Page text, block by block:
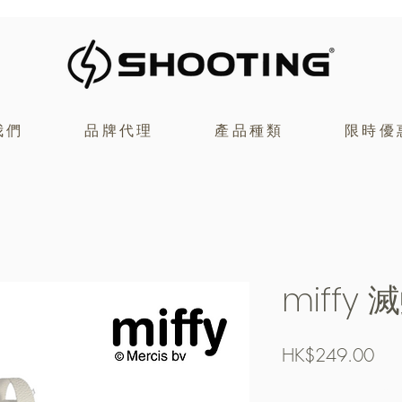
miffy
HK$249.00價
品牌代理 產品種類 限時優